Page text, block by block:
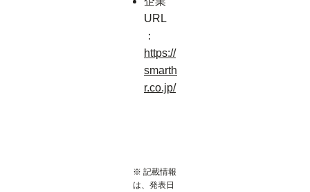
URL
：
https://
smarth
r.co.jp/
※ 記載情報
は、発表日